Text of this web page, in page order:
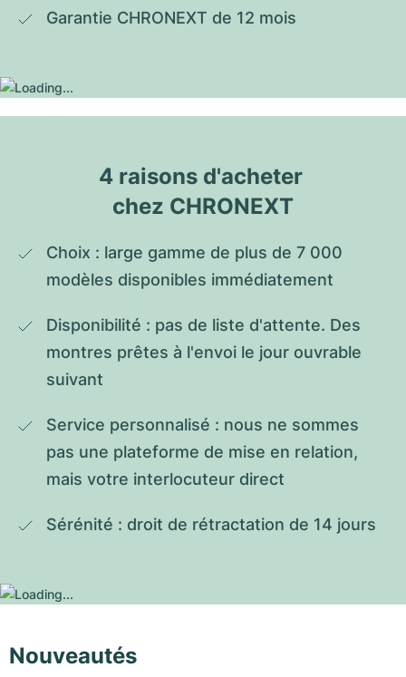
Garantie CHRONEXT de 12 mois
4 raisons d'acheter
chez CHRONEXT
Choix : large gamme de plus de 7 000
modèles disponibles immédiatement
Disponibilité : pas de liste d'attente. Des
montres prêtes à l'envoi le jour ouvrable
suivant
Service personnalisé : nous ne sommes
pas une plateforme de mise en relation,
mais votre interlocuteur direct
Sérénité : droit de rétractation de 14 jours
Nouveautés